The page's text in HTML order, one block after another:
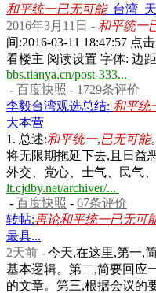
和平统一已无可能_台湾_
2016年3月11日 - 和平统一
间:2016-03-11 18:47:57 点
看楼主 阅读设置 字体: 边
bbs.tianya.cn/post-333...
- 百度快照 - 1729条评价
李毅台湾观选总结: 和平统
大本营
1. 总述:和平统一,已无可能
将无限期拖延下去,且日益
外交、党心、士气、民气
lt.cjdby.net/archiver/...
- 百度快照 - 67条评价
转帖:再论和平统一已无可
最具...
2天前 - 今天,在这里,第一,
基本逻辑。第二,简要回应
的文章。第三,根据会议的